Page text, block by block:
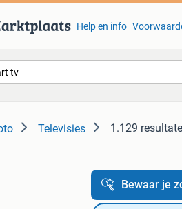
Help en info
Televisies 1.129
Bewaar je